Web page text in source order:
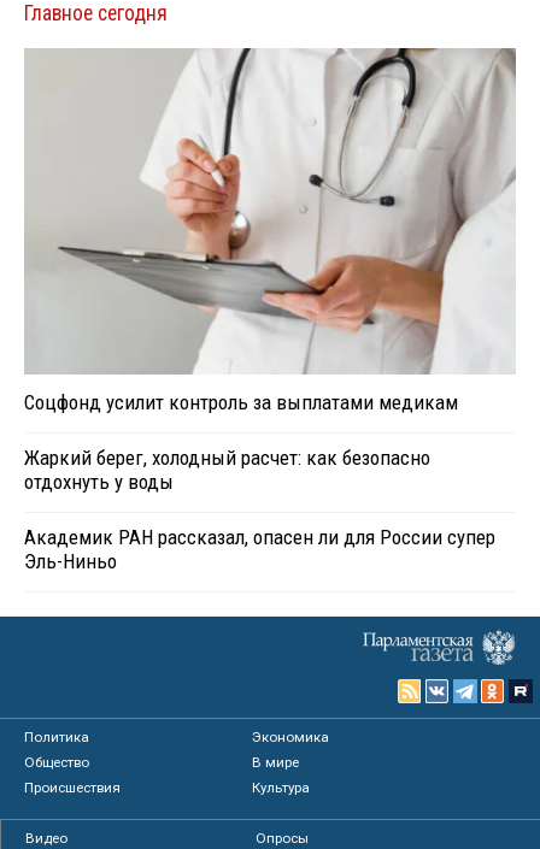
Главное сегодня
Соцфонд усилит контроль за выплатами медикам
Жаркий берег, холодный расчет: как безопасно
отдохнуть у воды
Академик РАН рассказал, опасен ли для России супер
Эль-Ниньо
Политика
Экономика
Общество
В мире
Происшествия
Культура
Видео
Опросы